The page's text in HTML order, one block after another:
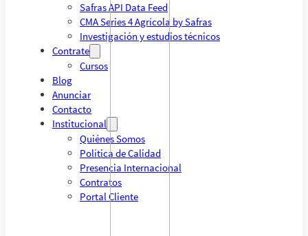
Safras API Data Feed
CMA Series 4 Agrícola by Safras
Investigación y estudios técnicos
Contrate
Cursos
Blog
Anunciar
Contacto
Institucional
Quiénes Somos
Política de Calidad
Presencia Internacional
Contratos
Portal Cliente